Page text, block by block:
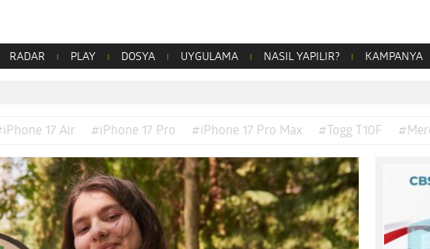
RADAR PLAY DOSYA UYGULAMA NASIL YAPILIR? KAMPANYA
17 Air #iPhone 17 Pro #iPhone 17 Pro Max #Togg T10F